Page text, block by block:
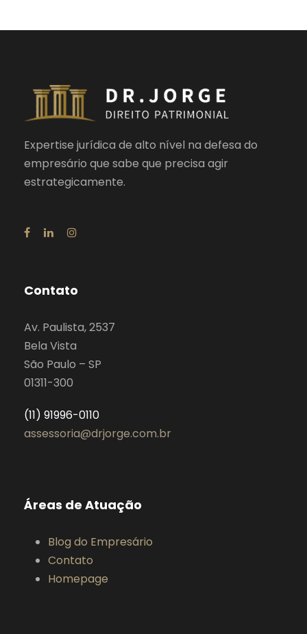
Expertise jurídica de alto nível na defesa do
empresário que sabe que precisa agir
estrategicamente.
Contato
Av. Paulista, 2537
Bela Vista
São Paulo – SP
01311-300
(11) 91996-0110
assessoria@drjorge.com.br
Áreas de Atuação
Blog do Empresário
Contato
Homepage